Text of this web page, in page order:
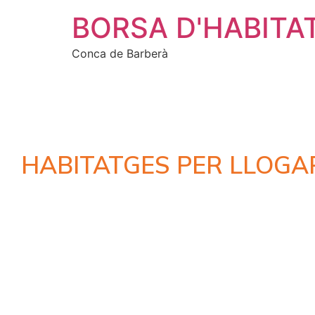
BORSA
Conca de Barberà
HABITATGES PER